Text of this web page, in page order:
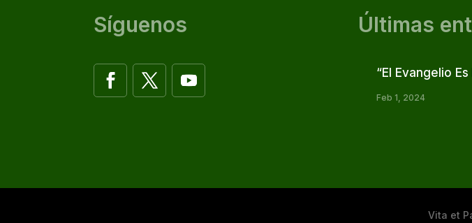
Síguenos Últimas
“El Evangelio
Feb 1, 2024
Vita et